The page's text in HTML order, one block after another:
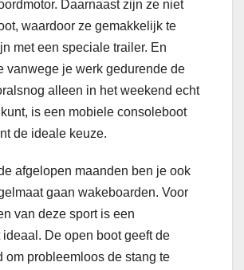
Daarnaast zijn ze niet
waardoor ze gemakkelijk te
met een speciale trailer. En
vanwege je werk gedurende de
alleen in het weekend echt
is een mobiele consoleboot
de ideale keuze.
afgelopen maanden ben je ook
gaan wakeboarden. Voor
van deze sport is een
De open boot geeft de
om probleemloos de stang te